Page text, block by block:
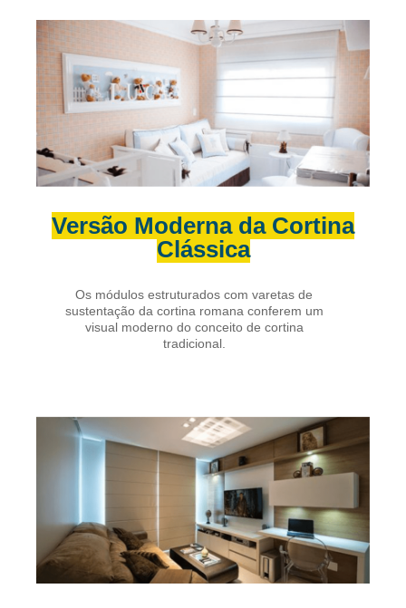
Versão Moderna da Cortina
Clássica
Os módulos estruturados com varetas de
sustentação da cortina romana conferem um
visual moderno do conceito de cortina
tradicional.